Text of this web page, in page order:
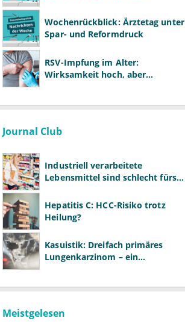
Krankenhausreform
Wochenrückblick: Ärztetag unter
Spar- und Reformdruck
RSV-Impfung im Alter:
Wirksamkeit hoch, aber
Journal Club
Industriell verarbeitete
Lebensmittel sind schlecht fürs
Hepatitis C: HCC-Risiko trotz
Heilung?
Kasuistik: Dreifach primäres
Lungenkarzinom – ein
Meistgelesen